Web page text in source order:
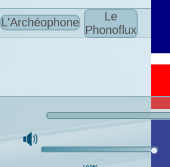
L'Archéophone
Le
Phonoflux